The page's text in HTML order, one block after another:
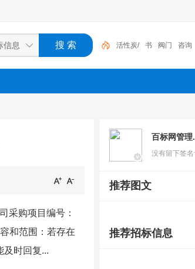
活性炭/ 书 阀门 咨询
采购项目编号：
和范围：若存在
及时回复...
百标网管理
没有留下签
推荐图文
推荐招标信息